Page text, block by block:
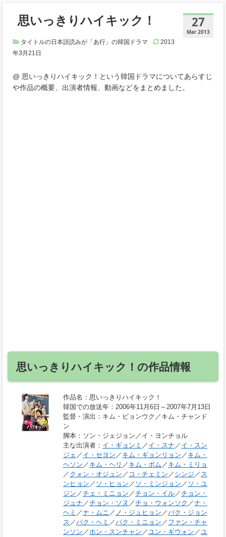
27
Mar 2013
思いっきりハイキック！
タイトルの日本語読みが「あ行」の韓国ドラマ
2013
年3月21日
@ 思いっきりハイキック！という韓国ドラマについてあらすじ
や作品の概要、出演者情報、動画などをまとめました。
思いっきりハイキック！の作品情報
作品名 ：思いっきりハイキック！
韓国での放送年 ：2006年11月6日～2007年7月13日
監督・演出 ：キム・ビョンウク／キム・チャンド
ン
脚本 ：ソン・ジェジョン／イ・ヨンチョル
主な出演者 ： イ・ギョンミ ／ イ・スナ ／ イ・スン
ジェ ／ イ・セヨン ／ キム・ギョンリョン ／ キム・
ヘソン ／ キム・ヘリ ／ キム・ボム ／ キム・ミリョ
／ クォン・オジュン ／ コ・チェミン ／ シンジ ／ ス
ンヒョン ／ ソ・ヒョン ／ ソ・ミンジョン ／ ソ・ユ
ジン ／チェ・ミニョン ／チョン・イル／チョン・
ジュナ ／チョン・ソヌ ／チョ・ウォンソク ／ナ・
ヘミ ／ナ・ムニ ／ ノ・ジュヒョン ／パク・ジョン
ス ／パク・ヘミ ／パク・ミニョン ／ ファン・チャ
ンソン ／ホン・スンチャン ／ユン・ギウォン ／ユ